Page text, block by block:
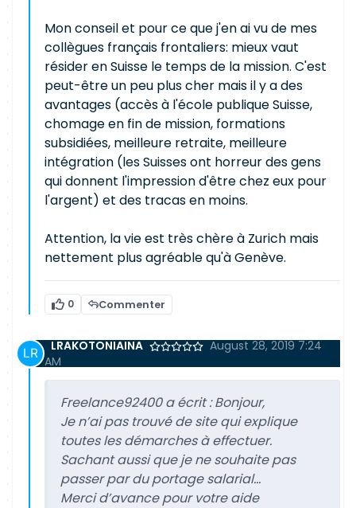
Mon conseil et pour ce que j'en ai vu de mes
collègues français frontaliers: mieux vaut
résider en Suisse le temps de la mission. C'est
peut-être un peu plus cher mais il y a des
avantages (accès à l'école publique Suisse,
chomage en fin de mission, formations
subsidiées, meilleure retraite, meilleure
intégration (les Suisses ont horreur des gens
qui donnent l'impression d'être chez eux pour
l'argent) et des tracas en moins.
Attention, la vie est très chère à Zurich mais
nettement plus agréable qu'à Genève.
0 Commenter
LRAKOTONIAINA
August 28, 2019 7:24
AM
Freelance92400 a écrit :Bonjour,
Je n’ai pas trouvé de site qui explique
toutes les démarches à effectuer.
Sachant aussi que je ne souhaite pas
passer par du portage salarial…
Merci d’avance pour votre aide